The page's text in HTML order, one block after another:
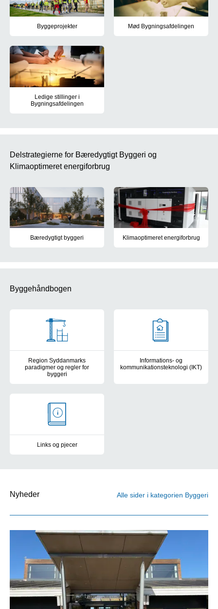
Byggeprojekter Mød Bygningsafdelingen
Ledige stillinger i
Bygningsafdelingen
Delstrategierne for Bæredygtigt Byggeri og
Klimaoptimeret energiforbrug
Bæredygtigt byggeri Klimaoptimeret energiforbrug
Byggehåndbogen
Region Syddanmarks
paradigmer og regler for
byggeri
Informations- og
kommunikationsteknologi (IKT)
Links og pjecer
Nyheder Alle sider i kategorien Byggeri